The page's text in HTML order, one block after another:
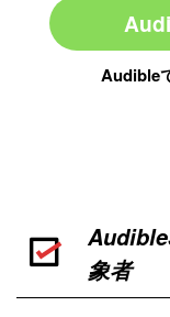
Audible
象者